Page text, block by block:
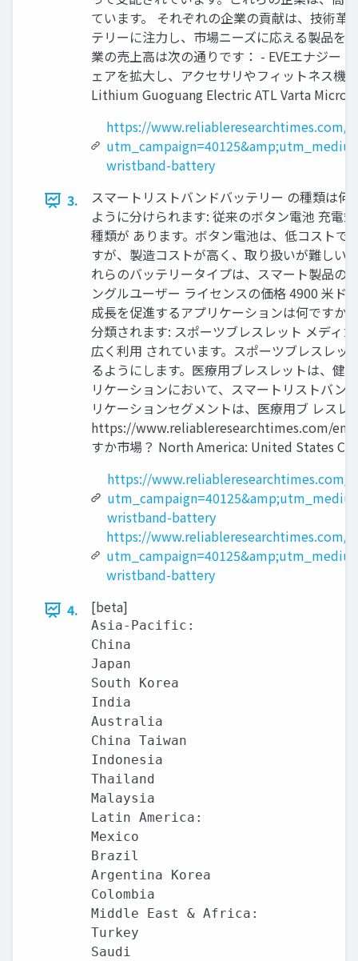
ています。 それぞれの企業の貢献は、技術革
テリーに注力し、市場ニーズに応える製品を
業の売上高は次の通りです： - EVEエナジー
ェアを拡大し、アクセサリやフィットネス機
Lithium Guoguang Electric ATL Varta
https://www.reliableresearchtimes.com/
wristband-battery
3.
スマートリストバンドバッテリー の種類は
ように分けられます: 従来のボタン電池 充電
種類が あります。ボタン電池は、低コスト
すが、製造コストが高く、取り扱いが難しい
れらのバッテリータイプは、スマート製品の
ングルユーザー ライセンスの価格 4900 米
成長を促進するアプリケーションは何ですか
分類されます: スポーツブレスレット メディ
広く利用 されています。スポーツブレスレ
るようにします。医療用ブレスレットは、健
リケーションにおいて、スマートリストバン
リケーションセグメントは、医療用ブ レス
https://www.reliableresearchtimes.com/
すか市場？ North America: United States
https://www.reliableresearchtimes.com/
wristband-battery
https://www.reliableresearchtimes.com/
wristband-battery
4.
[beta]
Asia-Pacific:
China
Japan
South Korea
India
Australia
China Taiwan
Indonesia
Thailand
Malaysia
Latin America:
Mexico
Brazil
Argentina Korea
Colombia
Middle East & Africa:
Turkey
Saudi